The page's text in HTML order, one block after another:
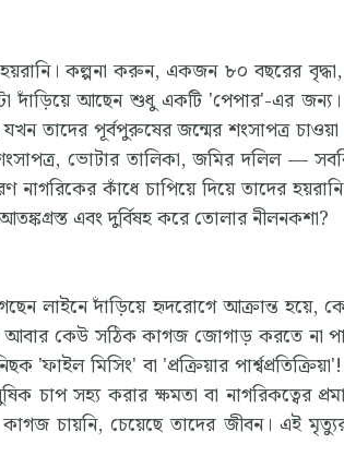
কল্পনা করুন, একজন ৮০ বছরের
দাঁড়িয়ে আছেন শুধু একটি 'পেপার'-এর
তাদের পূর্বপুরুষের জন্মের শংসাপত্র
ভোটার তালিকা, জমির দলিল —
নাগরিকের কাঁধে চাপিয়ে দিয়ে তাদের
এবং দুর্বিষহ করে তোলার নীলনকশা?
লাইনে দাঁড়িয়ে হৃদরোগে আক্রান্ত হয়ে,
কেউ সঠিক কাগজ জোগাড় করতে না
মিসিং' বা 'প্রক্রিয়ার
চাপ সহ্য করার ক্ষমতা বা নাগরিকত্বের
চায়নি, চেয়েছে তাদের জীবন। এই